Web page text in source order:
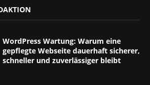
WordPress Wartung: Warum eine
gepflegte Webseite dauerhaft sicherer,
schneller und zuverlässiger bleibt